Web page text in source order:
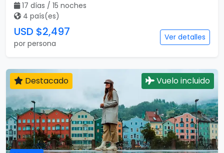
17 días / 15 noches
4 país(es)
USD $2,497
por persona
Ver detalles
Destacado Vuelo incluido